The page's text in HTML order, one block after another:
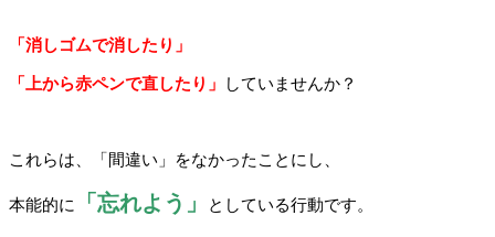
「消しゴムで消したり」
「上から赤ペンで直したり」 していませんか？
これらは、「間違い」をなかったことにし、
本能的に 「忘れよう」 としている行動です。